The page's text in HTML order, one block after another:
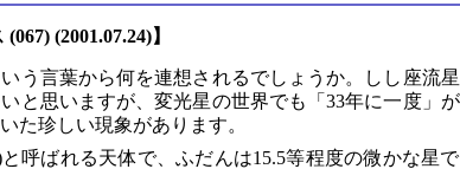
(2001.07.24)】
う言葉から何を連想されるでしょうか。しし座流星
と思いますが、変光星の世界でも「33年に一度」
た珍しい現象があります。
呼ばれる天体で、ふだんは15.5等程度の微かな星で